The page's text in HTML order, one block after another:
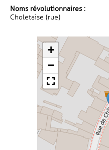
Noms révolutionnaires :
Choletaise (rue)
+
−